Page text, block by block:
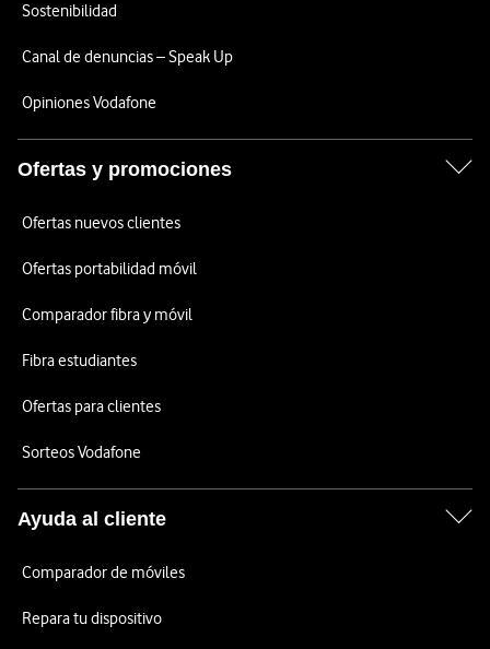
Sostenibilidad
Canal de denuncias – Speak Up
Opiniones Vodafone
Ofertas y promociones
Ofertas nuevos clientes
Ofertas portabilidad móvil
Comparador fibra y móvil
Fibra estudiantes
Ofertas para clientes
Sorteos Vodafone
Ayuda al cliente
Comparador de móviles
Repara tu dispositivo